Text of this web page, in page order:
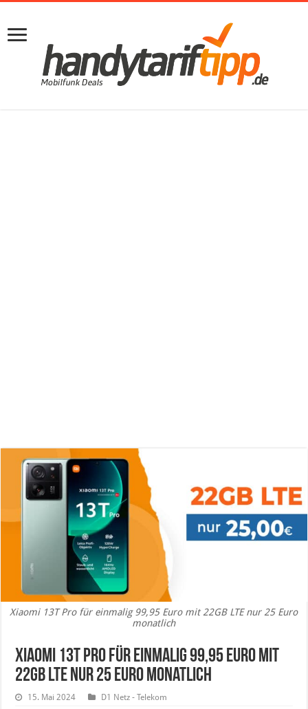
Xiaomi 13T Pro für einmalig 99,95 Euro mit 22GB LTE nur 25 Euro
monatlich
Xiaomi 13T Pro für einmalig 99,95 Euro mit
22GB LTE nur 25 Euro monatlich
15. Mai 2024 D1 Netz - Telekom